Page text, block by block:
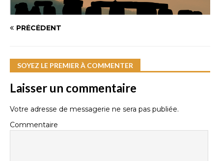
PRÉCÉDENT
SOYEZ LE PREMIER À COMMENTER
Laisser un commentaire
Votre adresse de messagerie ne sera pas publiée.
Commentaire